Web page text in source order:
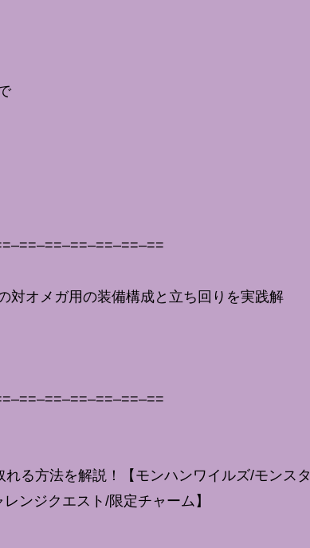
対オメガ用の装備構成と立ち回りを実践解
る方法を解説！【モンハンワイルズ/モンスタ
ンジクエスト/限定チャーム】